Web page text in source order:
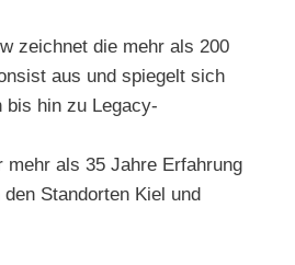
zeichnet die mehr als 200
aus und spiegelt sich
bis hin zu Legacy-
mehr als 35 Jahre Erfahrung
Standorten Kiel und